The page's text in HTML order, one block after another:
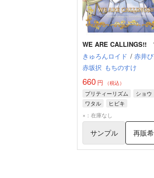
WE ARE CALLINGS!!
きゅろんロイド / 赤井
赤坂択 もちのすけ
660 円 （税込）
プリティーリズム
ショウ
ワタル
ヒビキ
×：在庫なし
サンプル 再販